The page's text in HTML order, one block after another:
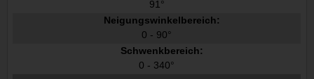
91°
Neigungswinkelbereich:
0 - 90°
Schwenkbereich:
0 - 340°